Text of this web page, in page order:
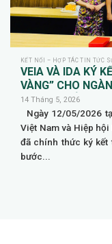
KẾT NỐI – HỢP TÁC TIN TỨC
VEIA VÀ IDA KÝ
VÀNG” CHO
TRỢ TẠI HẢI
14 Tháng 5, 2026
Ngày 12/05/2026
Việt Nam và Hiệp
đã chính thức ký kết
bước...